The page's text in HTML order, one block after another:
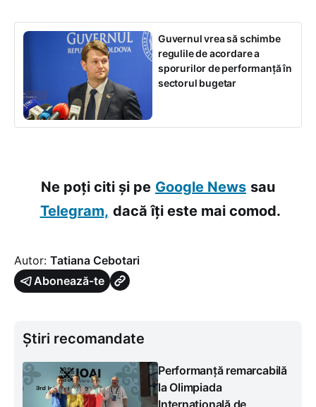
Guvernul vrea să schimbe
regulile de acordare a
sporurilor de performanță în
sectorul bugetar
Ne poți citi și pe Google News sau
Telegram, dacă îți este mai comod.
Autor: Tatiana Cebotari
Abonează-te
Știri recomandate
Performanță remarcabilă
la Olimpiada
Internațională de